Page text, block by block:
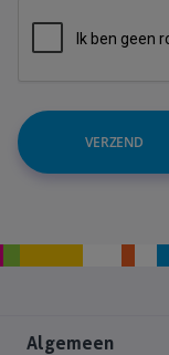
VERZEND
Algemeen